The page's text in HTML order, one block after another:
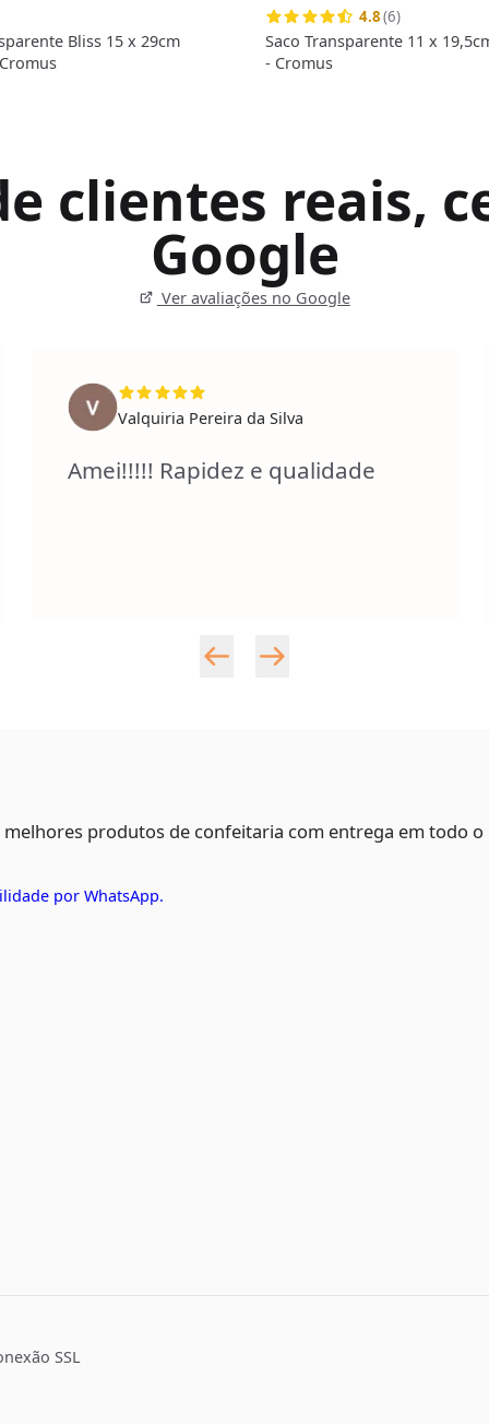
Bliss 15 x 29cm
4.8(6)
Saco Transparente 11 x
- Cromus
clientes reais,
Google
Ver avaliações no Google
Valquiria Pereira da Silva
Amei!!!!! Rapidez e qualidade
produtos de confeitaria com entrega em todo o
por WhatsApp.
SSL